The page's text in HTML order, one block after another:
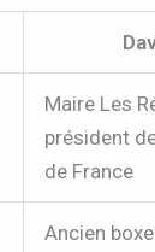
Maire Les
président
de France
Ancien